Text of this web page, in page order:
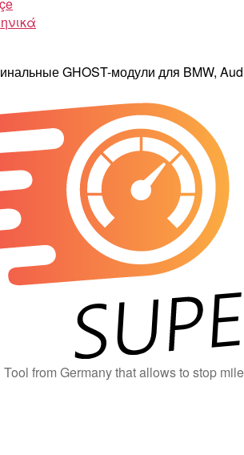
GHOST-модули для BMW,
from Germany that allows to stop